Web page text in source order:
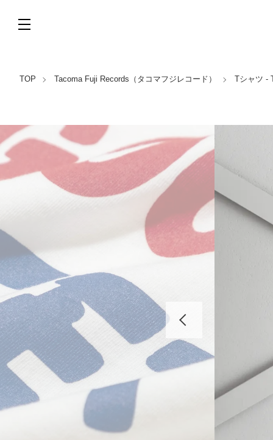
TOP Tacoma Fuji Records（タコマフジレコード） Tシャツ -